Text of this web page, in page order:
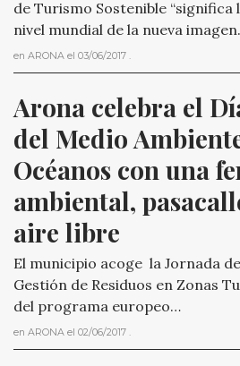
de Turismo Sostenible “significa
nivel mundial de la nueva
en ARONA el 03/06/2017 .
Arona celebra el
del Medio
Océanos con una
ambiental,
aire libre
El municipio acoge la Jornada
Gestión de Residuos en Zonas
del programa europeo…
en ARONA el 02/06/2017 .